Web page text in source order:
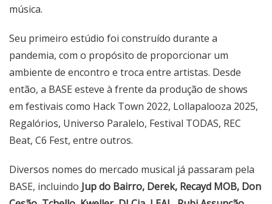
música.
Seu primeiro estúdio foi construído durante a
pandemia, com o propósito de proporcionar um
ambiente de encontro e troca entre artistas. Desde
então, a BASE esteve à frente da produção de shows
em festivais como Hack Town 2022, Lollapalooza 2025,
Regalórios, Universo Paralelo, Festival TODAS, REC
Beat, C6 Fest, entre outros.
Diversos nomes do mercado musical já passaram pela
BASE, incluindo Jup do Bairro, Derek, Recayd MOB, Don